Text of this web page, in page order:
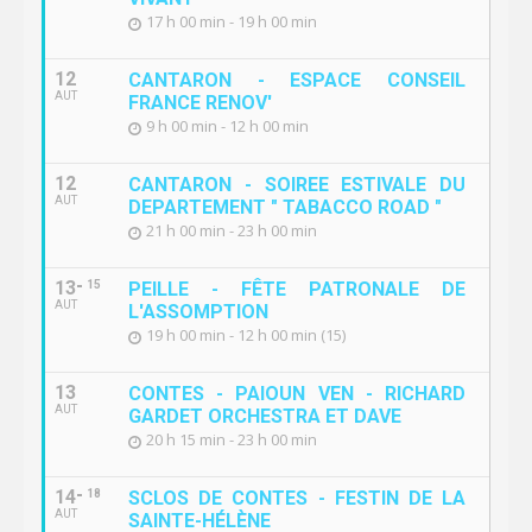
17 h 00 min - 19 h 00 min
12
AUT
CANTARON - ESPACE CONSEIL
FRANCE RENOV'
9 h 00 min - 12 h 00 min
12
AUT
CANTARON - SOIREE ESTIVALE DU
DEPARTEMENT " TABACCO ROAD "
21 h 00 min - 23 h 00 min
13
AUT
15
PEILLE - FÊTE PATRONALE DE
L'ASSOMPTION
19 h 00 min - 12 h 00 min (15)
13
AUT
CONTES - PAIOUN VEN - RICHARD
GARDET ORCHESTRA ET DAVE
20 h 15 min - 23 h 00 min
14
AUT
18
SCLOS DE CONTES - FESTIN DE LA
SAINTE-HÉLÈNE